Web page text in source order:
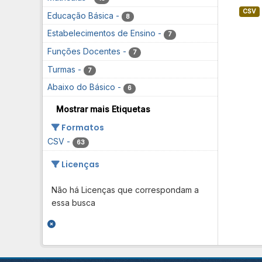
Educação Básica - 8
Estabelecimentos de Ensino - 7
Funções Docentes - 7
Turmas - 7
Abaixo do Básico - 6
Mostrar mais Etiquetas
Formatos
CSV - 63
Licenças
Não há Licenças que correspondam a
essa busca
CSV